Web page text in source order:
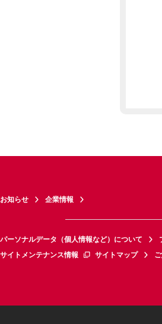
お知らせ 企業情報
パーソナルデータ（個人情報など）について
サイトメンテナンス情報
サイトマップ